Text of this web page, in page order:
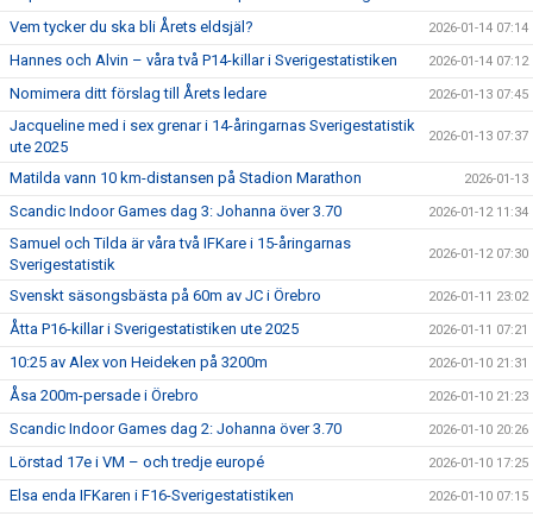
Vem tycker du ska bli Årets eldsjäl? 2026-01-14 07:14
Hannes och Alvin – våra två P14-killar i Sverigestatistiken 2026-01-14 07:12
Nomimera ditt förslag till Årets ledare 2026-01-13 07:45
Jacqueline med i sex grenar i 14-åringarnas Sverigestatistik
ute 2025
2026-01-13 07:37
Matilda vann 10 km-distansen på Stadion Marathon 2026-01-13
Scandic Indoor Games dag 3: Johanna över 3.70 2026-01-12 11:34
Samuel och Tilda är våra två IFKare i 15-åringarnas
Sverigestatistik
2026-01-12 07:30
Svenskt säsongsbästa på 60m av JC i Örebro 2026-01-11 23:02
Åtta P16-killar i Sverigestatistiken ute 2025 2026-01-11 07:21
10:25 av Alex von Heideken på 3200m 2026-01-10 21:31
Åsa 200m-persade i Örebro 2026-01-10 21:23
Scandic Indoor Games dag 2: Johanna över 3.70 2026-01-10 20:26
Lörstad 17e i VM – och tredje europé 2026-01-10 17:25
Elsa enda IFKaren i F16-Sverigestatistiken 2026-01-10 07:15